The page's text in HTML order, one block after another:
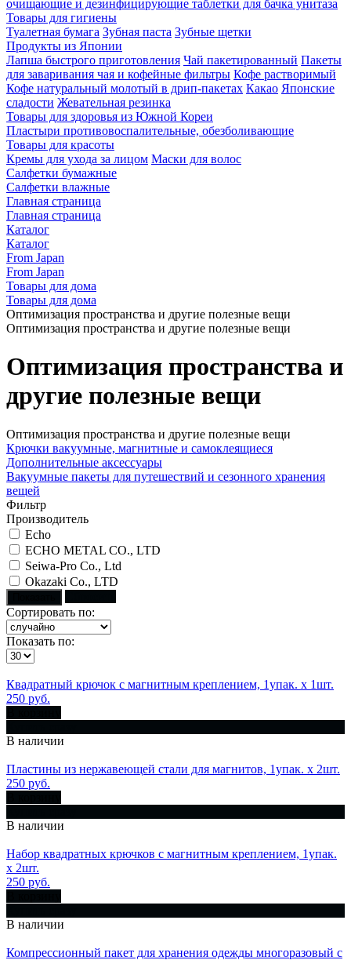
очищающие и дезинфицирующие таблетки для бачка унитаза
Товары для гигиены
Туалетная бумага Зубная паста Зубные щетки
Продукты из Японии
Лапша быстрого приготовления Чай пакетированный Пакеты
для заваривания чая и кофейные фильтры Кофе растворимый
Кофе натуральный молотый в дрип-пакетах Какао Японские
сладости Жевательная резинка
Товары для здоровья из Южной Кореи
Пластыри противовоспалительные, обезболивающие
Товары для красоты
Кремы для ухода за лицом Маски для волос
Салфетки бумажные
Салфетки влажные
Главная страница
Главная страница
Каталог
Каталог
From Japan
From Japan
Товары для дома
Товары для дома
Оптимизация пространства и другие полезные вещи
Оптимизация пространства и другие полезные вещи
Оптимизация пространства и
другие полезные вещи
Оптимизация пространства и другие полезные вещи
Крючки вакуумные, магнитные и самоклеящиеся
Дополнительные аксессуары
Вакуумные пакеты для путешествий и сезонного хранения
вещей
Фильтр
Производитель
Echo
ECHO METAL CO., LTD
Seiwa-Pro Co., Ltd
Okazaki Co., LTD
Сортировать по:
Показать по:
Квадратный крючок с магнитным креплением, 1упак. х 1шт.
250 руб.
В наличии
Пластины из нержавеющей стали для магнитов, 1упак. х 2шт.
250 руб.
В наличии
Набор квадратных крючков с магнитным креплением, 1упак.
х 2шт.
250 руб.
В наличии
Компрессионный пакет для хранения одежды многоразовый с